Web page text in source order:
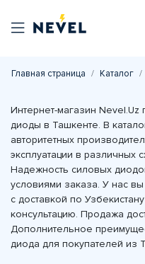
Главная страница Каталог
Интернет-магазин Nevel.Uz
диоды в Ташкенте. В
авторитетных
эксплуатации в различных
Надежность силовых
условиями заказа. У нас
с доставкой по
консультацию. Продажа
Дополнительное
диода для покупателей из